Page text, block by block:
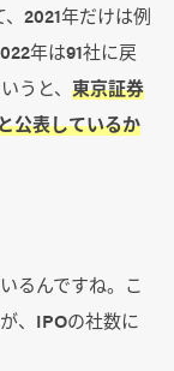
2021年だけは例
年は91社に戻
うと、 東京証券
公表しているか
るんですね。こ
、IPOの社数に